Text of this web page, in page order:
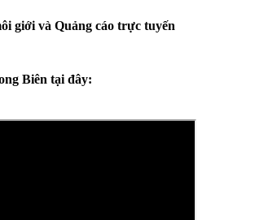
giới và Quảng cáo trực tuyến
Biên tại đây: